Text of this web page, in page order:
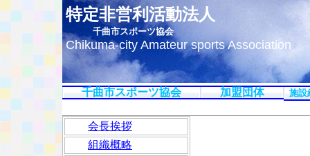
特定非営利活動法人
千曲市スポーツ協会
Chikuma-city Amateur sports Association
千曲市スポーツ協会 加盟団体 施設
会長挨拶
組織概略